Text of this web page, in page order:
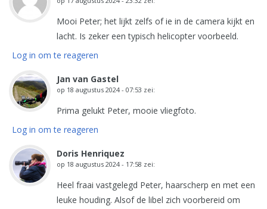
Mooi Peter; het lijkt zelfs of ie in de camera kijkt en
lacht. Is zeker een typisch helicopter voorbeeld.
Log in om te reageren
Jan van Gastel
op 18 augustus 2024 - 07:53 zei:
Prima gelukt Peter, mooie vliegfoto.
Log in om te reageren
Doris Henriquez
op 18 augustus 2024 - 17:58 zei:
Heel fraai vastgelegd Peter, haarscherp en met een
leuke houding. Alsof de libel zich voorbereid om